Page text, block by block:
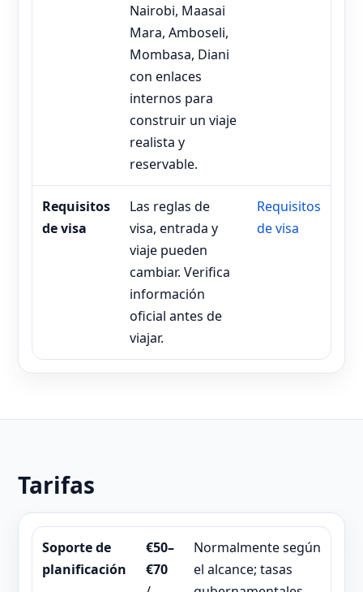
Nairobi, Maasai
Mara, Amboseli,
Mombasa, Diani
con enlaces
internos para
construir un viaje
realista y
reservable.
Requisitos
de visa
Las reglas de
visa, entrada y
viaje pueden
cambiar. Verifica
información
oficial antes de
viajar.
Requisitos
de visa
Tarifas
Soporte de
planificación
€50–
€70
Normalmente según
el alcance; tasas